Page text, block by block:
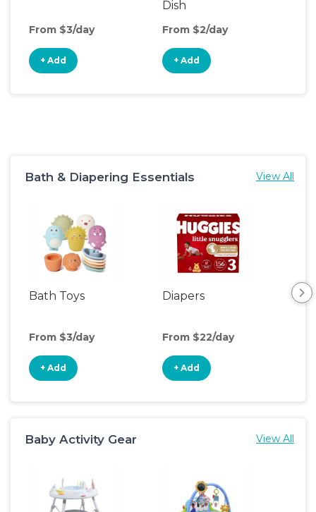
From $3/day
+ Add
Dish
From $2/day
+ Add
Bath & Diapering Essentials View All
Bath Toys
From $3/day
+ Add
Diapers
From $22/day
+ Add
Baby Activity Gear View All